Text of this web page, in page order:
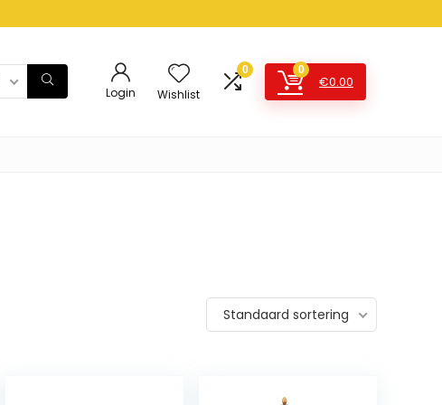
Login Wishlist
0 0
€0.00
Standaard sortering